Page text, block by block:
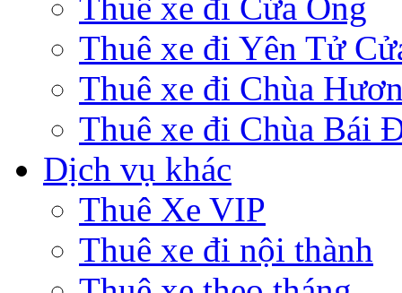
Thuê xe đi Yên Tử
Thuê xe đi Chùa
Thuê xe đi Chùa Bái
Dịch vụ khác
Thuê Xe VIP
Thuê xe đi nội thành